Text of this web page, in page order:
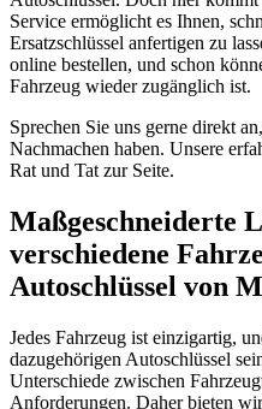
Service ermöglicht es Ihnen,
Ersatzschlüssel anfertigen zu
online bestellen, und schon
Fahrzeug wieder zugänglich ist.
Sprechen Sie uns gerne direkt
Nachmachen haben. Unsere
Rat und Tat zur Seite.
Maßgeschneiderte
verschiedene
Autoschlüssel von
Jedes Fahrzeug ist einzigartig,
dazugehörigen Autoschlüssel
Unterschiede zwischen
Anforderungen. Daher bieten